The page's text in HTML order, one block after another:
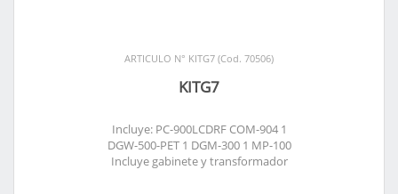
ARTICULO N° KITG7 (Cod. 70506)
KITG7
Incluye: PC-900LCDRF COM-904 1
DGW-500-PET 1 DGM-300 1 MP-100
Incluye gabinete y transformador